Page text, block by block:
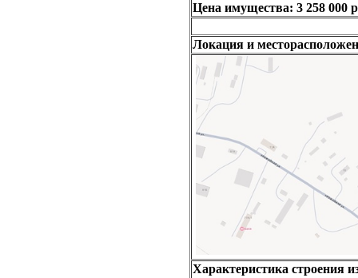
Цена имущества: 3 258 000
Локация и
Характеристика строения